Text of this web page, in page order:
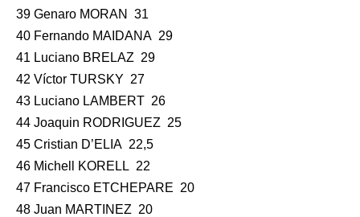
39 Genaro MORAN 31
40 Fernando MAIDANA 29
41 Luciano BRELAZ 29
42 Víctor TURSKY 27
43 Luciano LAMBERT 26
44 Joaquin RODRIGUEZ 25
45 Cristian D’ELIA 22,5
46 Michell KORELL 22
47 Francisco ETCHEPARE 20
48 Juan MARTINEZ 20